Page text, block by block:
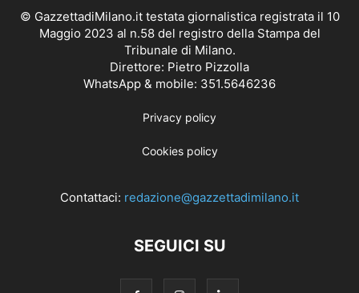
© GazzettadiMilano.it testata giornalistica registrata il 10
Maggio 2023 al n.58 del registro della Stampa del
Tribunale di Milano.
Direttore: Pietro Pizzolla
WhatsApp & mobile: 351.5646236
Privacy policy
Cookies policy
Contattaci: redazione@gazzettadimilano.it
SEGUICI SU